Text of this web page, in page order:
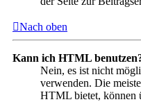
Nach oben
Kann ich HTML
Nein, es ist nicht
verwenden. Die
HTML bietet, können